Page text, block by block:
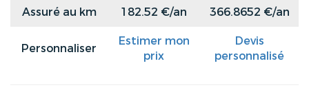
Assuré au km
182.52 €/an 366.8652 €/an
Personnaliser
Estimer mon
prix
Devis
personnalisé